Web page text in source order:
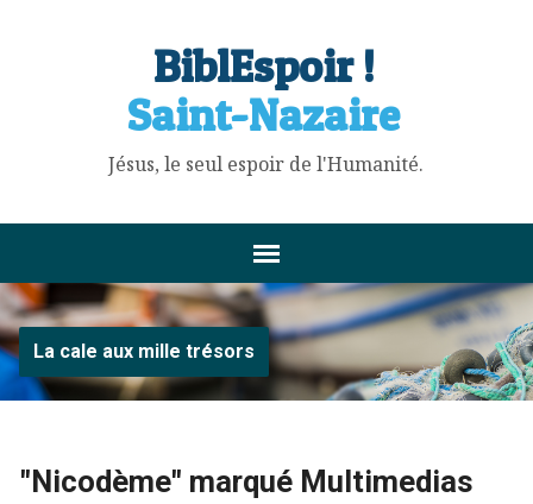
BiblEspoir !
Saint-Nazaire
Jésus, le seul espoir de l'Humanité.
La cale aux mille trésors
"Nicodème" marqué Multimedias